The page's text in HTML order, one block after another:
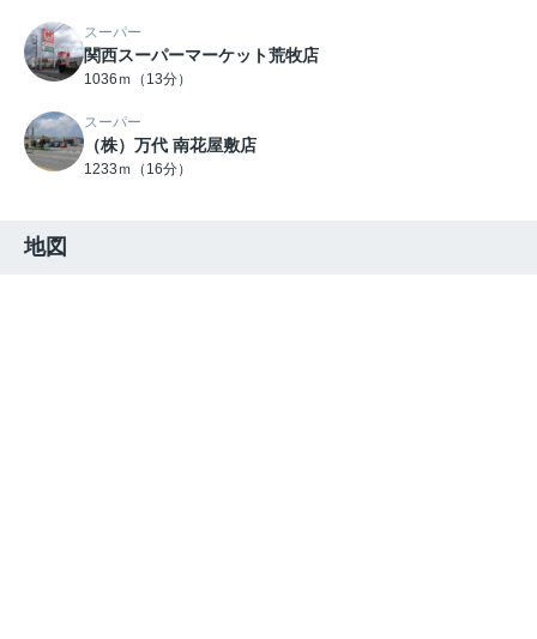
スーパー
関西スーパーマーケット荒牧店
1036ｍ（13分）
スーパー
（株）万代 南花屋敷店
1233ｍ（16分）
地図